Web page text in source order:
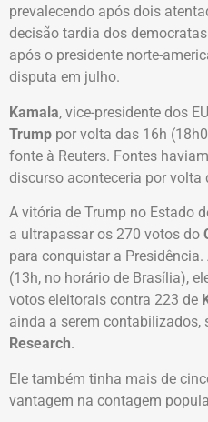
prevalecendo após dois
decisão tardia dos
após o presidente norte-
disputa em julho.
Kamala, vice-presidente dos
Trump por volta das 16h
fonte à Reuters. Fontes
discurso aconteceria por volta
A vitória de Trump no Estado
a ultrapassar os 270 votos do
para conquistar a
(13h, no horário de Brasília),
votos eleitorais contra 223 de
ainda a serem contabilizados,
Research.
Ele também tinha mais de
vantagem na contagem